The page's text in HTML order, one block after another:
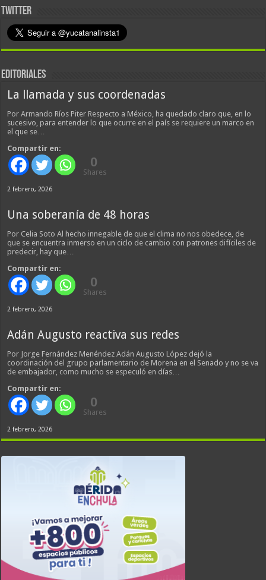
TWITTER
EDITORIALES
La llamada y sus coordenadas
Por Armando Ríos Piter Respecto a México, ha quedado claro que, en lo
sucesivo, para entender lo que ocurre en el país se requiere un marco en
el que se…
Compartir en:
0
Shares
2 febrero, 2026
Una soberanía de 48 horas
Por Celia Soto Al hecho innegable de que el clima no nos obedece, de
que se encuentra inmerso en un ciclo de cambio con patrones difíciles de
predecir, hay que…
Compartir en:
0
Shares
2 febrero, 2026
Adán Augusto reactiva sus redes
Por Jorge Fernández Menéndez Adán Augusto López dejó la
coordinación del grupo parlamentario de Morena en el Senado y no se va
de embajador, como mucho se especuló en días…
Compartir en:
0
Shares
2 febrero, 2026